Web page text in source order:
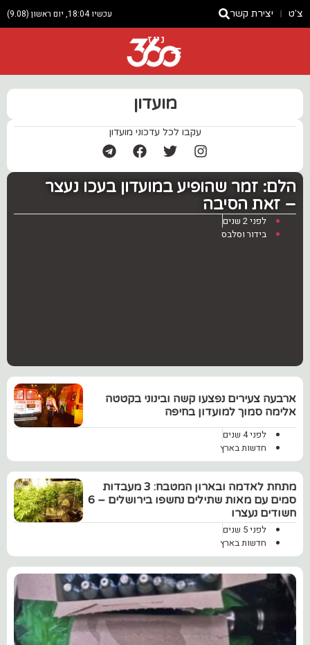
צ'ט יצירת קשר עכשיו 18:04, יום ראשון (9.08)
ניוז
מועדון
עקבו לכל עדכוני מועדון
הלם: זמר שהופיע במועדון בעכו נעצר
– זאת הסיבה
לפני 2 שנים
בידור וסלבס
ארבעה צעירים נפצעו קשה ובינוני בקטטה
אלימה סמוך למועדון בחיפה
לפני 4 שנים
חדשות בארץ
מתחת לאדמה ובארון המטבח: 3 מעבדות
סמים עם מאות שתילים נחשפו בירושלים – 6
חשודים נעצרו
לפני 5 שנים
חדשות בארץ